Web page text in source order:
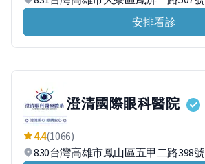
安排看診
澄清國際眼科醫院
4.4(1066)
830台灣高雄市鳳山區五甲二路398號